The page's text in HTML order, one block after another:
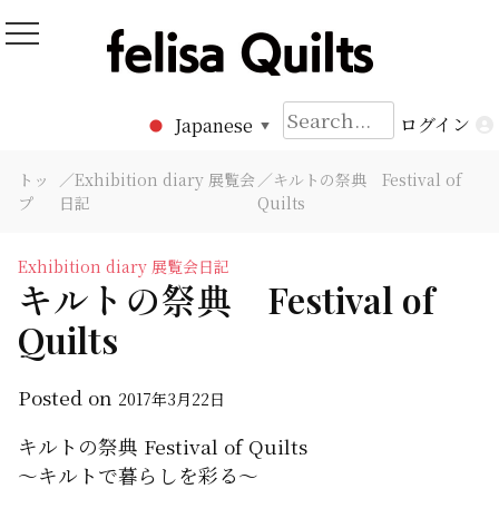
to
Felisa Quilts
パッチワークキルト Felisa Quilts
Japanese ▼
検
索:
ログイン
トッ
プ
／Exhibition diary 展覧会
日記
／キルトの祭典 Festival of
Quilts
Exhibition diary 展覧会日記
キルトの祭典 Festival of
Quilts
Posted on 2017年3月22日
キルトの祭典 Festival of Quilts
～キルトで暮らしを彩る～